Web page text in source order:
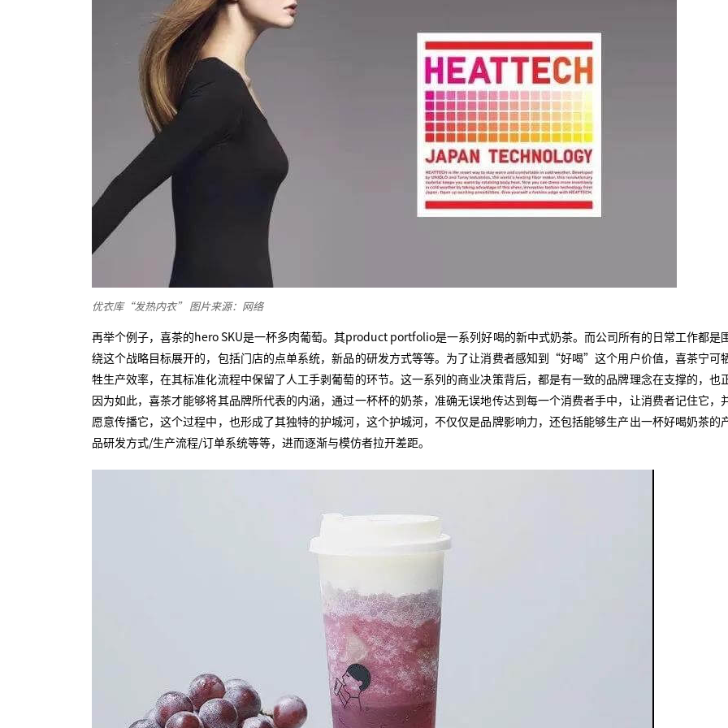
优衣库“发热内衣” 图片来源：网络
再举个例子，喜茶的hero SKU是一杯多肉葡萄。其product portfolio是一系列好喝的新中式奶茶。而公司所有的日常工作都是
绕这个战略目标展开的，包括门店的点单系统，新品的研发方式等等。为了让消费者感知到“好喝”这个用户价值，喜茶宁可
牲生产效率，在其标准化流程中保留了人工手剥葡萄的环节。这一系列的商业决策背后，都是有一致的品牌理念在支撑的，也
因为如此，喜茶才能够将其品牌所代表的内涵，通过一杯杯的奶茶，准确无误地传达到每一个消费者手中，让消费者记住它，
愿意传播它，这个过程中，也形成了其独特的护城河，这个护城河，不仅仅是品牌影响力，还包括能够生产出一杯好喝奶茶的
品研发方式/生产流程/订单系统等等，进而逐渐与模仿者拉开差距。